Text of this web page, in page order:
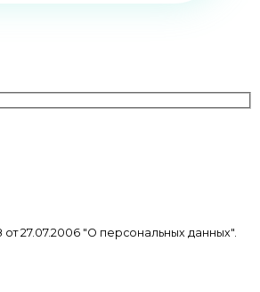
27.07.2006 "О персональных данных".